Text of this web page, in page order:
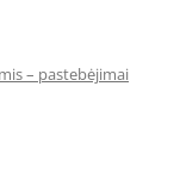
– pastebėjimai